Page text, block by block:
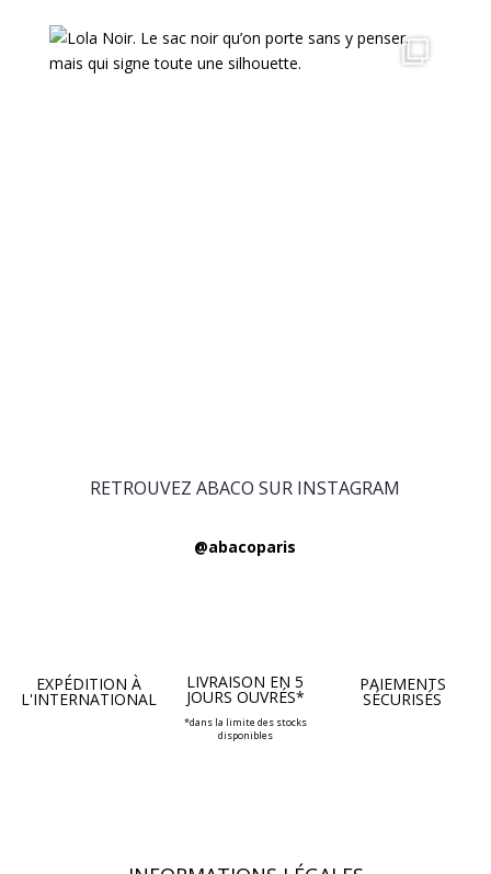
RETROUVEZ ABACO SUR INSTAGRAM
@abacoparis
EXPÉDITION À
L'INTERNATIONAL
LIVRAISON EN 5
JOURS OUVRÉS*
*dans la limite des stocks
disponibles
PAIEMENTS
SÉCURISÉS